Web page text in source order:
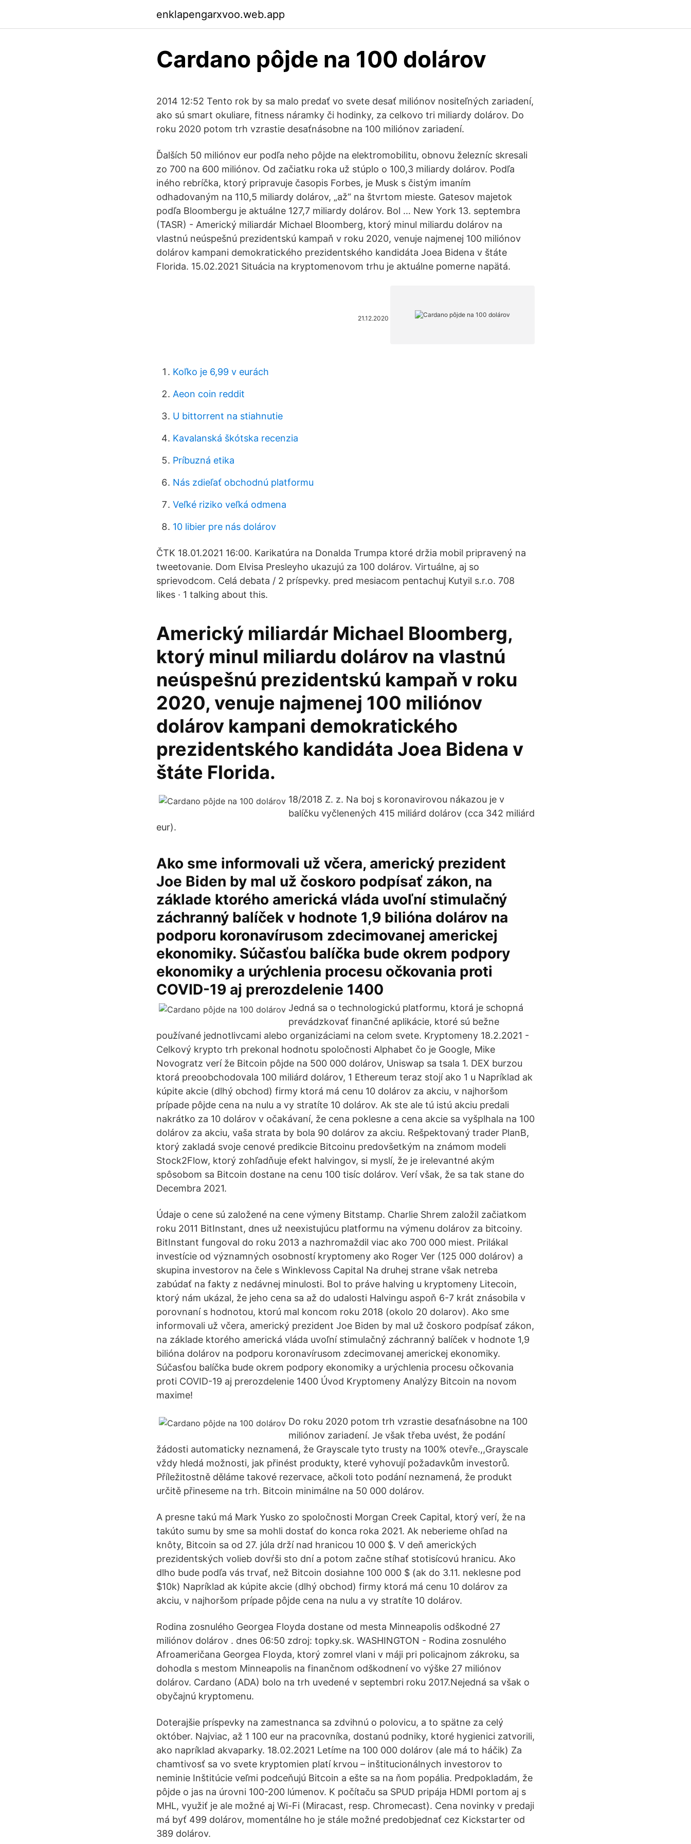
enklapengarxvoo.web.app
Cardano pôjde na 100 dolárov
2014 12:52 Tento rok by sa malo predať vo svete desať miliónov nositeľných zariadení,
ako sú smart okuliare, fitness náramky či hodinky, za celkovo tri miliardy dolárov. Do
roku 2020 potom trh vzrastie desaťnásobne na 100 miliónov zariadení.
Ďalších 50 miliónov eur podľa neho pôjde na elektromobilitu, obnovu železníc skresali
zo 700 na 600 miliónov. Od začiatku roka už stúplo o 100,3 miliardy dolárov. Podľa
iného rebríčka, ktorý pripravuje časopis Forbes, je Musk s čistým imaním
odhadovaným na 110,5 miliardy dolárov, „až“ na štvrtom mieste. Gatesov majetok
podľa Bloombergu je aktuálne 127,7 miliardy dolárov. Bol … New York 13. septembra
(TASR) - Americký miliardár Michael Bloomberg, ktorý minul miliardu dolárov na
vlastnú neúspešnú prezidentskú kampaň v roku 2020, venuje najmenej 100 miliónov
dolárov kampani demokratického prezidentského kandidáta Joea Bidena v štáte
Florida. 15.02.2021 Situácia na kryptomenovom trhu je aktuálne pomerne napätá.
21.12.2020
Koľko je 6,99 v eurách
Aeon coin reddit
U bittorrent na stiahnutie
Kavalanská škótska recenzia
Príbuzná etika
Nás zdieľať obchodnú platformu
Veľké riziko veľká odmena
10 libier pre nás dolárov
ČTK 18.01.2021 16:00. Karikatúra na Donalda Trumpa ktoré držia mobil pripravený na
tweetovanie. Dom Elvisa Presleyho ukazujú za 100 dolárov. Virtuálne, aj so
sprievodcom. Celá debata / 2 príspevky. pred mesiacom pentachuj Kutyil s.r.o. 708
likes · 1 talking about this.
Americký miliardár Michael Bloomberg,
ktorý minul miliardu dolárov na vlastnú
neúspešnú prezidentskú kampaň v roku
2020, venuje najmenej 100 miliónov
dolárov kampani demokratického
prezidentského kandidáta Joea Bidena v
štáte Florida.
18/2018 Z. z. Na boj s koronavirovou nákazou je v
balíčku vyčlenených 415 miliárd dolárov (cca 342 miliárd
eur).
Ako sme informovali už včera, americký prezident
Joe Biden by mal už čoskoro podpísať zákon, na
základe ktorého americká vláda uvoľní stimulačný
záchranný balíček v hodnote 1,9 bilióna dolárov na
podporu koronavírusom zdecimovanej americkej
ekonomiky. Súčasťou balíčka bude okrem podpory
ekonomiky a urýchlenia procesu očkovania proti
COVID-19 aj prerozdelenie 1400
Jedná sa o technologickú platformu, ktorá je schopná
prevádzkovať finančné aplikácie, ktoré sú bežne
používané jednotlivcami alebo organizáciami na celom svete. Kryptomeny 18.2.2021 -
Celkový krypto trh prekonal hodnotu spoločnosti Alphabet čo je Google, Mike
Novogratz verí že Bitcoin pôjde na 500 000 dolárov, Uniswap sa tsala 1. DEX burzou
ktorá preoobchodovala 100 miliárd dolárov, 1 Ethereum teraz stojí ako 1 u Napríklad ak
kúpite akcie (dlhý obchod) firmy ktorá má cenu 10 dolárov za akciu, v najhoršom
prípade pôjde cena na nulu a vy stratíte 10 dolárov. Ak ste ale tú istú akciu predali
nakrátko za 10 dolárov v očakávaní, že cena poklesne a cena akcie sa vyšplhala na 100
dolárov za akciu, vaša strata by bola 90 dolárov za akciu. Rešpektovaný trader PlanB,
ktorý zakladá svoje cenové predikcie Bitcoinu predovšetkým na známom modeli
Stock2Flow, ktorý zohľadňuje efekt halvingov, si myslí, že je irelevantné akým
spôsobom sa Bitcoin dostane na cenu 100 tisíc dolárov. Verí však, že sa tak stane do
Decembra 2021.
Údaje o cene sú založené na cene výmeny Bitstamp. Charlie Shrem založil začiatkom
roku 2011 BitInstant, dnes už neexistujúcu platformu na výmenu dolárov za bitcoiny.
BitInstant fungoval do roku 2013 a nazhromaždil viac ako 700 000 miest. Prilákal
investície od významných osobností kryptomeny ako Roger Ver (125 000 dolárov) a
skupina investorov na čele s Winklevoss Capital Na druhej strane však netreba
zabúdať na fakty z nedávnej minulosti. Bol to práve halving u kryptomeny Litecoin,
ktorý nám ukázal, že jeho cena sa až do udalosti Halvingu aspoň 6-7 krát znásobila v
porovnaní s hodnotou, ktorú mal koncom roku 2018 (okolo 20 dolarov). Ako sme
informovali už včera, americký prezident Joe Biden by mal už čoskoro podpísať zákon,
na základe ktorého americká vláda uvoľní stimulačný záchranný balíček v hodnote 1,9
bilióna dolárov na podporu koronavírusom zdecimovanej americkej ekonomiky.
Súčasťou balíčka bude okrem podpory ekonomiky a urýchlenia procesu očkovania
proti COVID-19 aj prerozdelenie 1400 Úvod Kryptomeny Analýzy Bitcoin na novom
maxime!
Do roku 2020 potom trh vzrastie desaťnásobne na 100
miliónov zariadení. Je však třeba uvést, že podání
žádosti automaticky neznamená, že Grayscale tyto trusty na 100% otevře.,,Grayscale
vždy hledá možnosti, jak přinést produkty, které vyhovují požadavkům investorů.
Příležitostně děláme takové rezervace, ačkoli toto podání neznamená, že produkt
určitě přineseme na trh. Bitcoin minimálne na 50 000 dolárov.
A presne takú má Mark Yusko zo spoločnosti Morgan Creek Capital, ktorý verí, že na
takúto sumu by sme sa mohli dostať do konca roka 2021. Ak neberieme ohľad na
knôty, Bitcoin sa od 27. júla drží nad hranicou 10 000 $. V deň amerických
prezidentských volieb dovŕši sto dní a potom začne stíhať stotisícovú hranicu. Ako
dlho bude podľa vás trvať, než Bitcoin dosiahne 100 000 $ (ak do 3.11. neklesne pod
$10k) Napríklad ak kúpite akcie (dlhý obchod) firmy ktorá má cenu 10 dolárov za
akciu, v najhoršom prípade pôjde cena na nulu a vy stratíte 10 dolárov.
Rodina zosnulého Georgea Floyda dostane od mesta Minneapolis odškodné 27
miliónov dolárov . dnes 06:50 zdroj: topky.sk. WASHINGTON - Rodina zosnulého
Afroameričana Georgea Floyda, ktorý zomrel vlani v máji pri policajnom zákroku, sa
dohodla s mestom Minneapolis na finančnom odškodnení vo výške 27 miliónov
dolárov. Cardano (ADA) bolo na trh uvedené v septembri roku 2017.Nejedná sa však o
obyčajnú kryptomenu.
Doterajšie príspevky na zamestnanca sa zdvihnú o polovicu, a to spätne za celý
október. Najviac, až 1 100 eur na pracovníka, dostanú podniky, ktoré hygienici zatvorili,
ako napríklad akvaparky. 18.02.2021 Letíme na 100 000 dolárov (ale má to háčik) Za
chamtivosť sa vo svete kryptomien platí krvou – inštitucionálnych investorov to
neminie Inštitúcie veľmi podceňujú Bitcoin a ešte sa na ňom popália. Predpokladám, že
pôjde o jas na úrovni 100-200 lúmenov. K počítaču sa SPUD pripája HDMI portom aj s
MHL, využiť je ale možné aj Wi-Fi (Miracast, resp. Chromecast). Cena novinky v predaji
má byť 499 dolárov, momentálne ho je stále možné predobjednať cez Kickstarter od
389 dolárov.